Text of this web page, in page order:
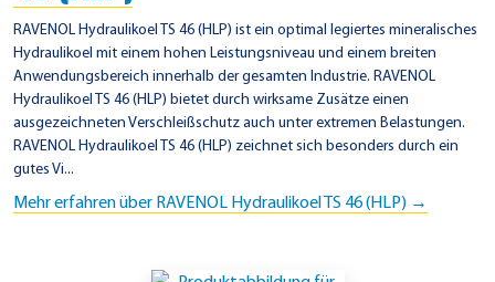
RAVENOL Hydraulikoel TS 46 (HLP) ist ein optimal legiertes mineralisches
Hydraulikoel mit einem hohen Leistungsniveau und einem breiten
Anwendungsbereich innerhalb der gesamten Industrie. RAVENOL
Hydraulikoel TS 46 (HLP) bietet durch wirksame Zusätze einen
ausgezeichneten Verschleißschutz auch unter extremen Belastungen.
RAVENOL Hydraulikoel TS 46 (HLP) zeichnet sich besonders durch ein
gutes Vi...
Mehr erfahren über RAVENOL Hydraulikoel TS 46 (HLP) →